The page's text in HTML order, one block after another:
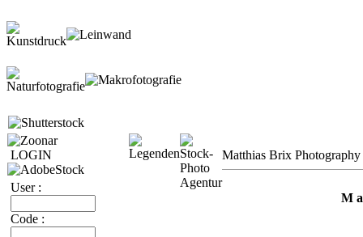
LOGIN
User :
Code :
Matthias Brix
M